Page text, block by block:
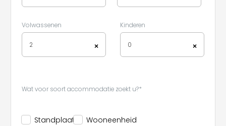
Volwassenen
×
2
Kinderen
×
0
Wat voor soort accommodatie zoekt u?*
Standplaats Wooneenheid